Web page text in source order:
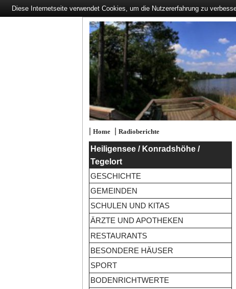
| Home| Radioberichte
Heiligensee / Konradshöhe /
Tegelort
GESCHICHTE
GEMEINDEN
SCHULEN UND KITAS
ÄRZTE UND APOTHEKEN
RESTAURANTS
BESONDERE HÄUSER
SPORT
BODENRICHTWERTE
Diese Internetseite verwendet Cookies, um die Nutzererfahrung zu